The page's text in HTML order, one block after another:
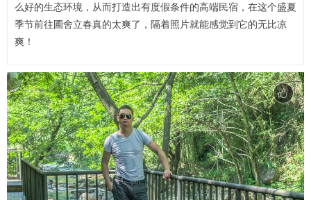
么好的生态环境，从而打造出有度假条件的高端民宿，在这个盛夏
季节前往圃舍立春真的太爽了，隔着照片就能感觉到它的无比凉
爽！